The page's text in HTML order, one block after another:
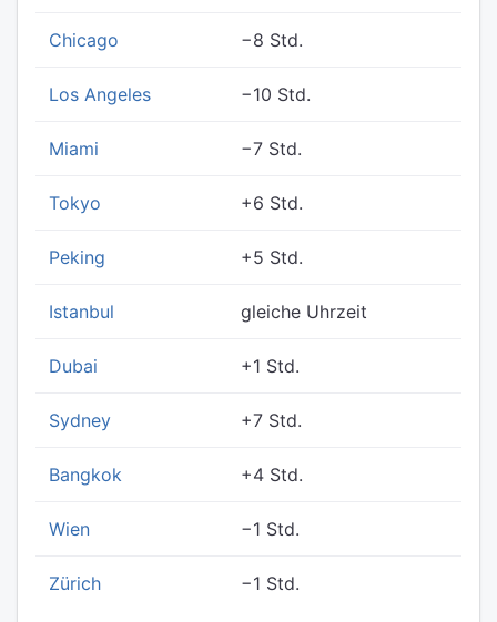
Chicago −8 Std.
Los Angeles −10 Std.
Miami −7 Std.
Tokyo +6 Std.
Peking +5 Std.
Istanbul gleiche Uhrzeit
Dubai +1 Std.
Sydney +7 Std.
Bangkok +4 Std.
Wien −1 Std.
Zürich −1 Std.